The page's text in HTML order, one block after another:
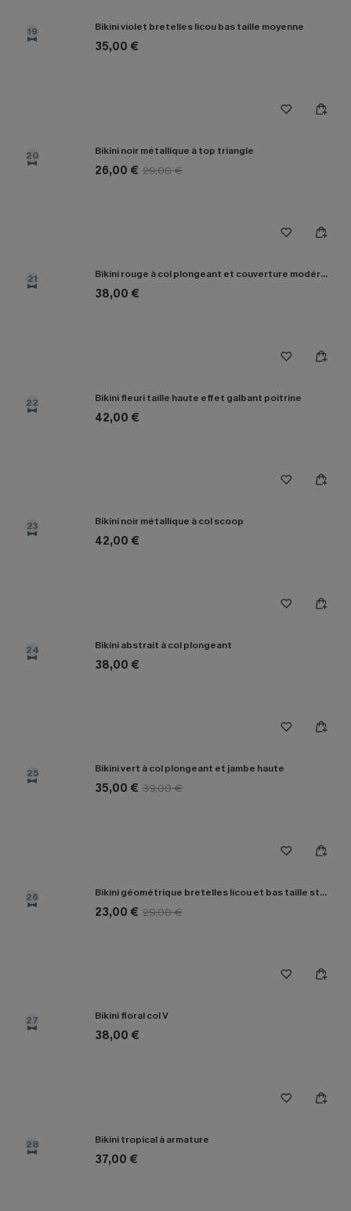
19 Bikini violet bretelles licou bas taille moyenne
35,00 €
20 Bikini noir métallique à top triangle
26,00 € 29,00 €
21 Bikini rouge à col plongeant et couverture modérée
38,00 €
22 Bikini fleuri taille haute effet galbant poitrine
42,00 €
23 Bikini noir métallique à col scoop
42,00 €
24 Bikini abstrait à col plongeant
38,00 €
25 Bikini vert à col plongeant et jambe haute
35,00 € 39,00 €
26 Bikini géométrique bretelles licou et bas taille standard
23,00 € 29,00 €
27 Bikini floral col V
38,00 €
28 Bikini tropical à armature
37,00 €